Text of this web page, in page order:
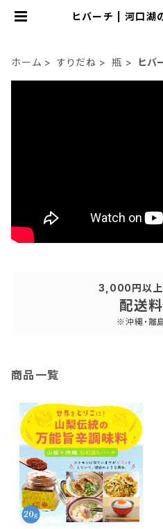
ヒバーチ | 河口湖
ホーム すりだね 瓶 ヒバ
3,000円以上
配送
※沖縄・離島
商品一覧